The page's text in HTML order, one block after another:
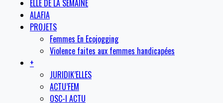
ELLE DE LA SEMAINE
ALAFIA
PROJETS
Femmes En Ecojogging
Violence faites aux femmes handicapées
+
JURIDIK’ELLES
ACTU’FEM
OSC-I ACTU